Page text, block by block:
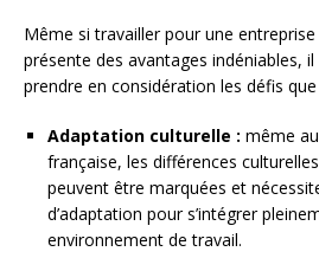
Même si travailler pour une entreprise
présente des avantages indéniables,
prendre en considération les défis
Adaptation culturelle : même
française, les différences
peuvent être marquées et
d’adaptation pour s’intégrer
environnement de travail.